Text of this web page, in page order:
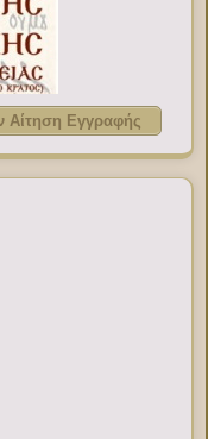
Αίτηση Εγγραφής